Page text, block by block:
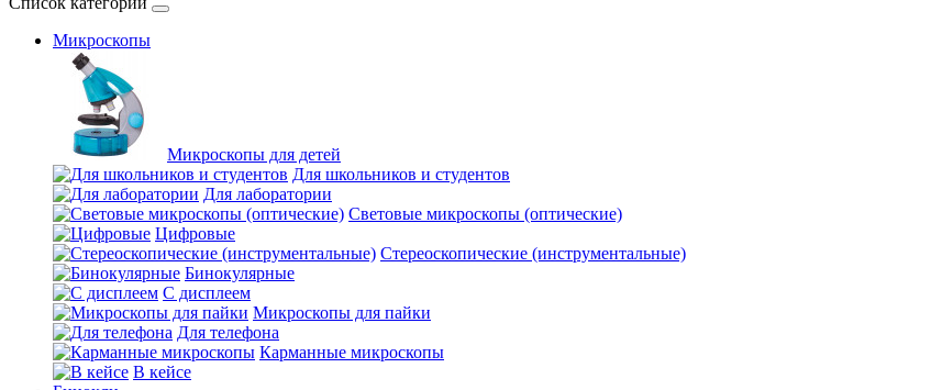
Микроскопы
Микроскопы для детей
Для школьников и студентов
Для лаборатории
Световые микроскопы (оптические)
Цифровые
Стереоскопические (инструментальные)
Бинокулярные
С дисплеем
Микроскопы для пайки
Для телефона
Карманные микроскопы
В кейсе